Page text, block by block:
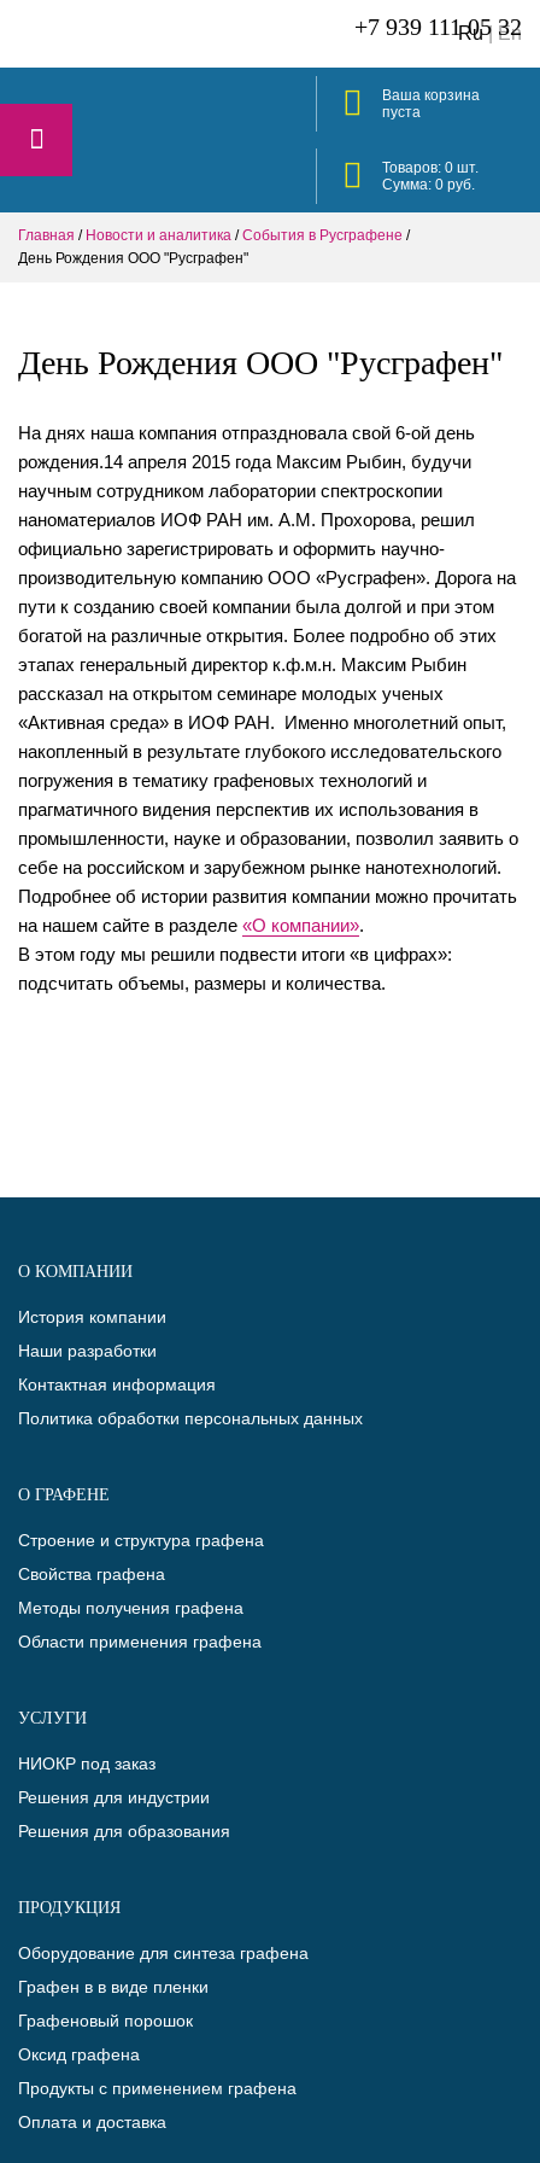
+7 939 111 05 32
Ru| En
Ваша корзина
пуста
Товаров: 0 шт.
Сумма: 0 руб.
Главная / Новости и аналитика /События в Русграфене /
День Рождения ООО "Русграфен"
День Рождения ООО "Русграфен"
На днях наша компания отпраздновала свой 6-ой день
рождения.14 апреля 2015 года Максим Рыбин, будучи
научным сотрудником лаборатории спектроскопии
наноматериалов ИОФ РАН им. А.М. Прохорова, решил
официально зарегистрировать и оформить научно-
производительную компанию ООО «Русграфен». Дорога на
пути к созданию своей компании была долгой и при этом
богатой на различные открытия. Более подробно об этих
этапах генеральный директор к.ф.м.н. Максим Рыбин
рассказал на открытом семинаре молодых ученых
«Активная среда» в ИОФ РАН. Именно многолетний опыт,
накопленный в результате глубокого исследовательского
погружения в тематику графеновых технологий и
прагматичного видения перспектив их использования в
промышленности, науке и образовании, позволил заявить о
себе на российском и зарубежном рынке нанотехнологий.
Подробнее об истории развития компании можно прочитать
на нашем сайте в разделе «О компании».
В этом году мы решили подвести итоги «в цифрах»:
подсчитать объемы, размеры и количества.
О КОМПАНИИ
История компании
Наши разработки
Контактная информация
Политика обработки персональных данных
О ГРАФЕНЕ
Строение и структура графена
Свойства графена
Методы получения графена
Области применения графена
УСЛУГИ
НИОКР под заказ
Решения для индустрии
Решения для образования
ПРОДУКЦИЯ
Оборудование для синтеза графена
Графен в в виде пленки
Графеновый порошок
Оксид графена
Продукты с применением графена
Оплата и доставка